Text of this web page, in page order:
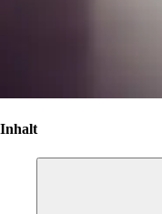
Inhalt